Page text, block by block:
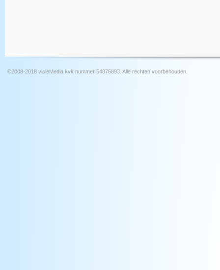
©2008-2018 visieMedia kvk nummer 54876893. Alle rechten voorbehouden.